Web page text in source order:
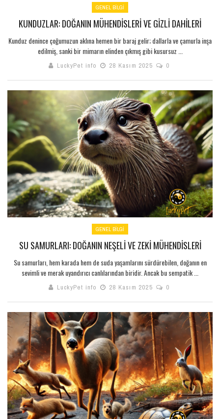
GENEL BILGI
KUNDUZLAR: DOĞANIN MÜHENDISLERI VE GIZLI DAHILERI
Kunduz denince çoğumuzun aklına hemen bir baraj gelir; dallarla ve çamurla inşa
edilmiş, sanki bir mimarın elinden çıkmış gibi kusursuz ...
LuckyPet info 28 Kasım 2025 0
GENEL BILGI
SU SAMURLARI: DOĞANIN NEŞELI VE ZEKI MÜHENDISLERI
Su samurları, hem karada hem de suda yaşamlarını sürdürebilen, doğanın en
sevimli ve merak uyandırıcı canlılarından biridir. Ancak bu sempatik ...
LuckyPet info 28 Kasım 2025 0